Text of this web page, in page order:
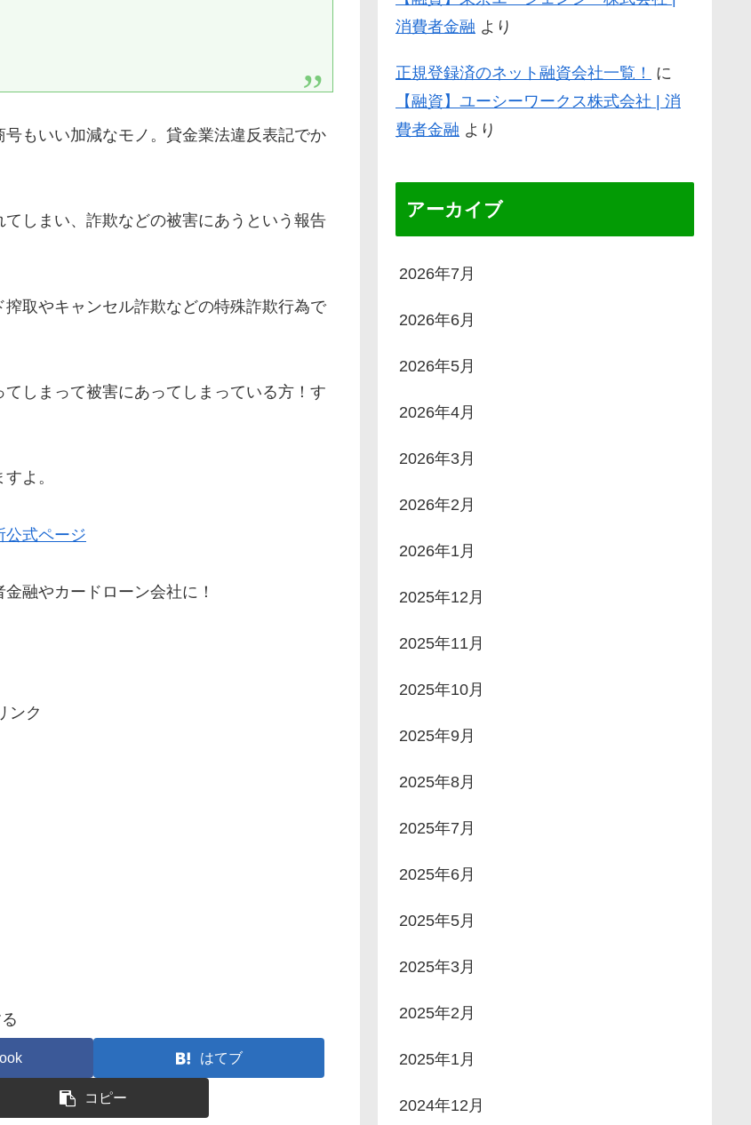
もいい加減なモノ。貸金業法違反表記でか
しまい、詐欺などの被害にあうという報告
取やキャンセル詐欺などの特殊詐欺行為で
しまって被害にあってしまっている方！す
よ。
公式ページ
融やカードローン会社に！
ンク
はてブ
コピー
消費者金融 より
正規登録済のネット融資会社一覧！
に
【融資】ユーシーワークス株式会社 | 消
費者金融 より
アーカイブ
2026年7月
2026年6月
2026年5月
2026年4月
2026年3月
2026年2月
2026年1月
2025年12月
2025年11月
2025年10月
2025年9月
2025年8月
2025年7月
2025年6月
2025年5月
2025年3月
2025年2月
2025年1月
2024年12月